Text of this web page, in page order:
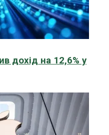
дохід на 12,6% у